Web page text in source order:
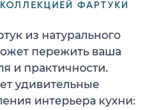
ФАРТУКИ
из натурального
пережить ваша
и практичности.
удивительные
интерьера кухни: